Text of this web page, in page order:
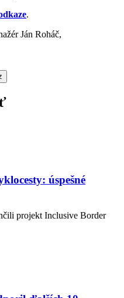
.
Ján Roháč,
úspešné
projekt Inclusive Border